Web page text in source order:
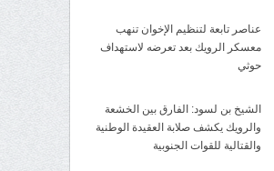
عناصر تابعة لتنظيم الإخوان تنهب
معسكر الرويك بعد تعرضه لاستهداف
حوثي
الشيخ بن لسود: الفارق بين الخشعة
والرويك يكشف صلابة العقيدة الوطنية
والقتالية للقوات الجنوبية